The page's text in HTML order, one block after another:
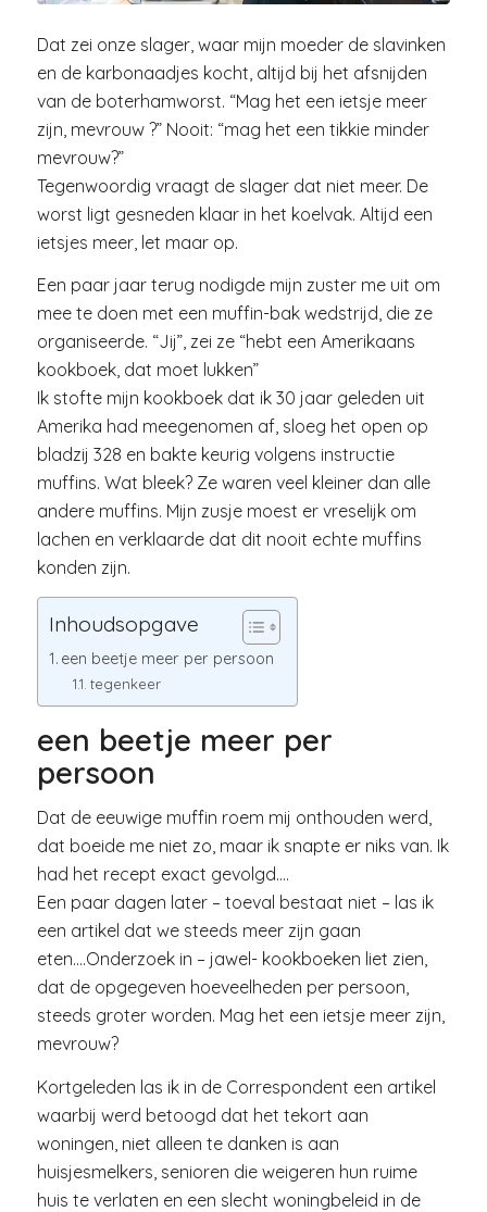
Dat zei onze slager, waar mijn moeder de slavinken
en de karbonaadjes kocht, altijd bij het afsnijden
van de boterhamworst. “Mag het een ietsje meer
zijn, mevrouw ?” Nooit: “mag het een tikkie minder
mevrouw?”
Tegenwoordig vraagt de slager dat niet meer. De
worst ligt gesneden klaar in het koelvak. Altijd een
ietsjes meer, let maar op.
Een paar jaar terug nodigde mijn zuster me uit om
mee te doen met een muffin-bak wedstrijd, die ze
organiseerde. “Jij”, zei ze “hebt een Amerikaans
kookboek, dat moet lukken”
Ik stofte mijn kookboek dat ik 30 jaar geleden uit
Amerika had meegenomen af, sloeg het open op
bladzij 328 en bakte keurig volgens instructie
muffins. Wat bleek? Ze waren veel kleiner dan alle
andere muffins. Mijn zusje moest er vreselijk om
lachen en verklaarde dat dit nooit echte muffins
konden zijn.
Inhoudsopgave
een beetje meer per persoon
tegenkeer
een beetje meer per
persoon
Dat de eeuwige muffin roem mij onthouden werd,
dat boeide me niet zo, maar ik snapte er niks van. Ik
had het recept exact gevolgd….
Een paar dagen later – toeval bestaat niet – las ik
een artikel dat we steeds meer zijn gaan
eten….Onderzoek in – jawel- kookboeken liet zien,
dat de opgegeven hoeveelheden per persoon,
steeds groter worden. Mag het een ietsje meer zijn,
mevrouw?
Kortgeleden las ik in de Correspondent een artikel
waarbij werd betoogd dat het tekort aan
woningen, niet alleen te danken is aan
huisjesmelkers, senioren die weigeren hun ruime
huis te verlaten en een slecht woningbeleid in de